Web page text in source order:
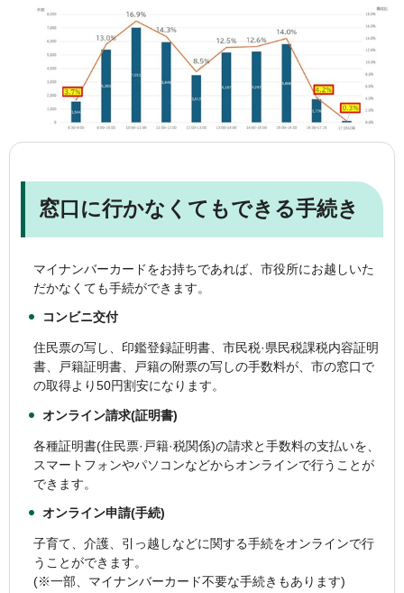
窓口に行かなくてもできる手続き
マイナンバーカードをお持ちであれば、市役所にお越しいた
だかなくても手続ができます。
コンビニ交付
住民票の写し、印鑑登録証明書、市民税·県民税課税内容証明
書、戸籍証明書、戸籍の附票の写しの手数料が、市の窓口で
の取得より50円割安になります。
オンライン請求(証明書)
各種証明書(住民票·戸籍·税関係)の請求と手数料の支払いを、
スマートフォンやパソコンなどからオンラインで行うことが
できます。
オンライン申請(手続)
子育て、介護、引っ越しなどに関する手続をオンラインで行
うことができます。
(※一部、マイナンバーカード不要な手続きもあります)